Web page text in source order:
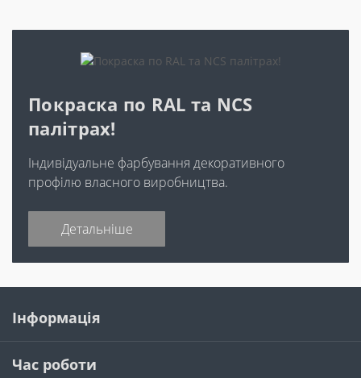
Покраска по RAL та NCS
палітрах!
Індивідуальне фарбування декоративного
профілю власного виробництва.
Детальніше
Інформація
Час роботи